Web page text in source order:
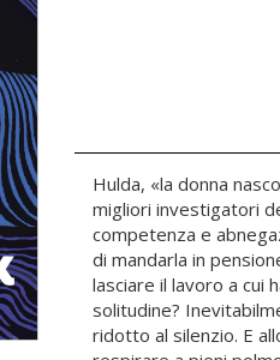
Hulda, «la donna
migliori investigatori
competenza e
di mandarla in
lasciare il lavoro a cui
solitudine?
ridotto al silenzio. E